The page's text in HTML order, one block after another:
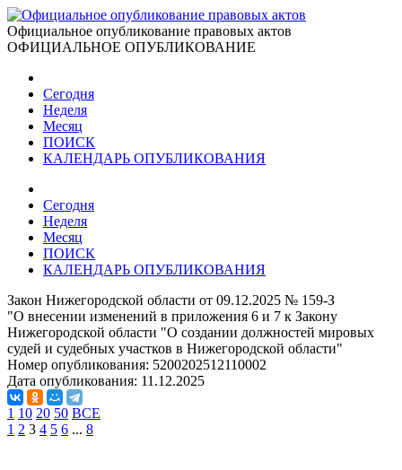
Официальное опубликование правовых актов
ОФИЦИАЛЬНОЕ ОПУБЛИКОВАНИЕ
Сегодня
Неделя
Месяц
ПОИСК
КАЛЕНДАРЬ ОПУБЛИКОВАНИЯ
Сегодня
Неделя
Месяц
ПОИСК
КАЛЕНДАРЬ ОПУБЛИКОВАНИЯ
Закон Нижегородской области от 09.12.2025 № 159-З
"О внесении изменений в приложения 6 и 7 к Закону
Нижегородской области "О создании должностей мировых
судей и судебных участков в Нижегородской области"
Номер опубликования: 5200202512110002
Дата опубликования: 11.12.2025
1 10 20 50 ВСЕ
1 2 3 4 5 6 ... 8